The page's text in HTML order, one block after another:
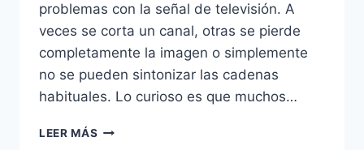
problemas con la señal de televisión. A
veces se corta un canal, otras se pierde
completamente la imagen o simplemente
no se pueden sintonizar las cadenas
habituales. Lo curioso es que muchos…
LEER MÁS ANTENISTAS